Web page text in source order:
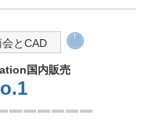
とCAD
150種類